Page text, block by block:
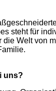
steht für
Welt von
uns?